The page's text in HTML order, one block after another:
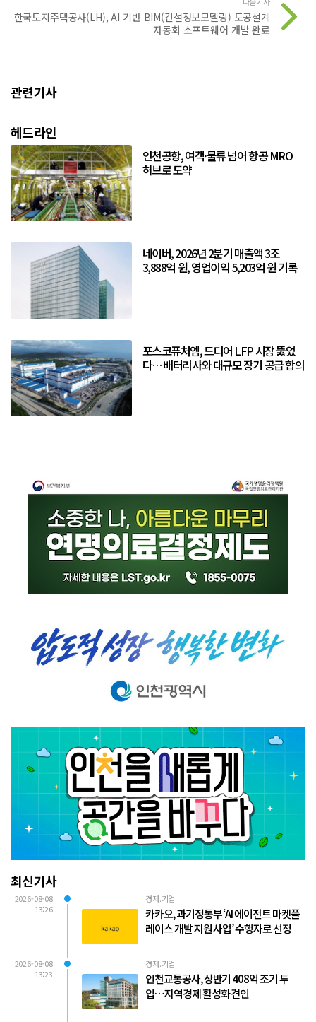
한국토지주택공사(LH), AI 기반 BIM(건설정보모델링) 토공설계
자동화 소프트웨어 개발 완료
관련기사
헤드라인
인천공항, 여객·물류 넘어 항공 MRO
허브로 도약
네이버, 2026년 2분기 매출액 3조
3,888억 원, 영업이익 5,203억 원 기록
포스코퓨처엠, 드디어 LFP 시장 뚫었
다… 배터리사와 대규모 장기 공급 합의
최신기사
2026-08-08
13:26
경제.기업
카카오, 과기정통부 ‘AI 에이전트 마켓플
레이스 개발 지원 사업’ 수행자로 선정
2026-08-08
13:23
경제.기업
인천교통공사, 상반기 408억 조기 투
입…지역경제 활성화 견인